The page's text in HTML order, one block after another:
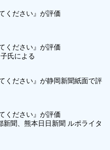
ください』が評価
ください』が評価
氏による
ください』が静岡新聞紙面で評
ください』が評価
聞、熊本日日新聞 ルポライタ